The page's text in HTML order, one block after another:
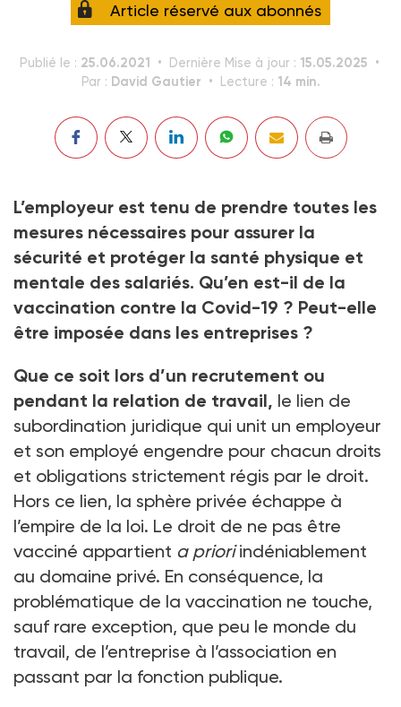
Article réservé aux abonnés
Publié le : 25.06.2021 Dernière Mise à jour : 15.05.2025
Par : David Gautier Lecture : 14 min.
L’employeur est tenu de prendre toutes les
mesures nécessaires pour assurer la
sécurité et protéger la santé physique et
mentale des salariés. Qu’en est-il de la
vaccination contre la Covid-19 ? Peut-elle
être imposée dans les entreprises ?
Que ce soit lors d’un recru­tement ou
pendant la relation de travail, le lien de
subordination juridique qui unit un employeur
et son employé engendre pour chacun droits
et obligations strictement régis par le droit.
Hors ce lien, la sphère privée échappe à
l’empire de la loi. Le droit de ne pas être
vacciné appartient a prioriindéniablement
au domaine privé. En conséquence, la
problématique de la vaccination ne touche,
sauf rare exception, que peu le monde du
travail, de l’entreprise à l’association en
passant par la fonction publique.